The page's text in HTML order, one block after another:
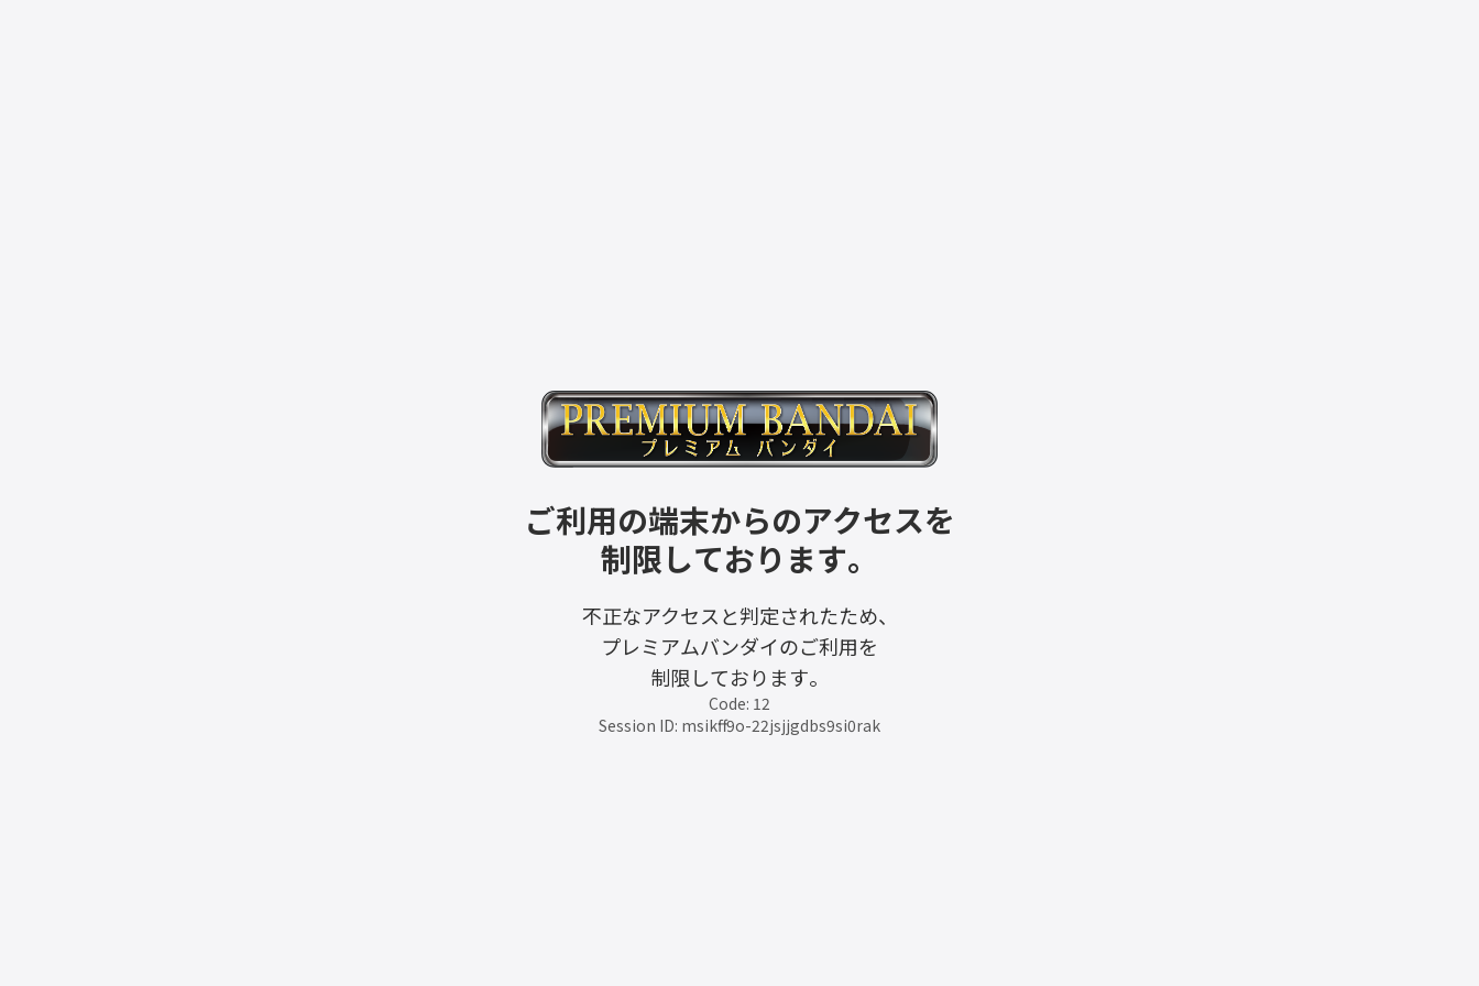
ご利用の端末からのアクセスを
制限しております。
不正なアクセスと判定されたため、
プレミアムバンダイのご利用を
制限しております。
Code: 12
Session ID: msikff9o-22jsjjgdbs9si0rak